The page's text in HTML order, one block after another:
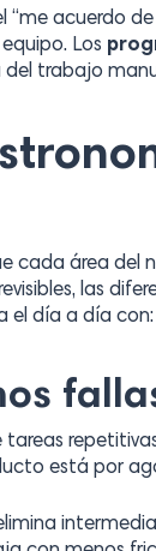
acuerdo
Los
del trabajo
cada área del
las
el día a día con:
tareas
está por